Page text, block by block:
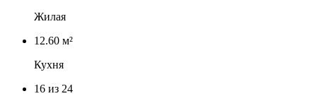
Жилая
12.60 м²
Кухня
16 из 24